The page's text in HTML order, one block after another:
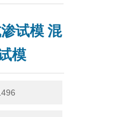
试模 混
模